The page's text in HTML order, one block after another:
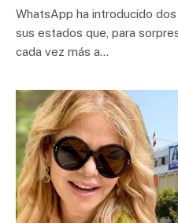
WhatsApp ha introducido
sus estados que, para
cada vez más a…